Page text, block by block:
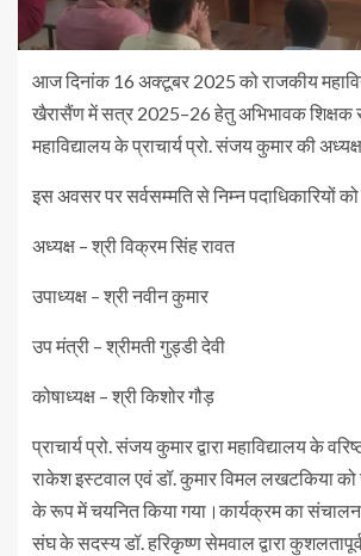
आज दिनांक 16 अक्टूबर 2025 को राजकीय
खैरासैंण में सत्र 2025–26 हेतु अभिभावक शिक्षक
महाविद्यालय के प्राचार्य प्रो. संजय कुमार की
इस अवसर पर सर्वसम्मति से निम्न पदाधिकारियों को
अध्यक्ष – श्री विक्रम सिंह रावत
उपाध्यक्ष – श्री नवीन कुमार
उप मंत्री – श्रीमती गुड्डी देवी
कोषाध्यक्ष – श्री किशोर गौड़
प्राचार्य प्रो. संजय कुमार द्वारा महाविद्यालय के
राकेश इस्टवाल एवं डॉ. कुमार विमल लखटकिया
के रूप में चयनित किया गया।कार्यक्रम का
संघ के सदस्य डॉ. हरिकृष्ण सेमवाल द्वारा